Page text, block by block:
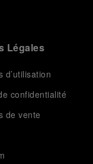
Légales
d’utilisation
confidentialité
de vente